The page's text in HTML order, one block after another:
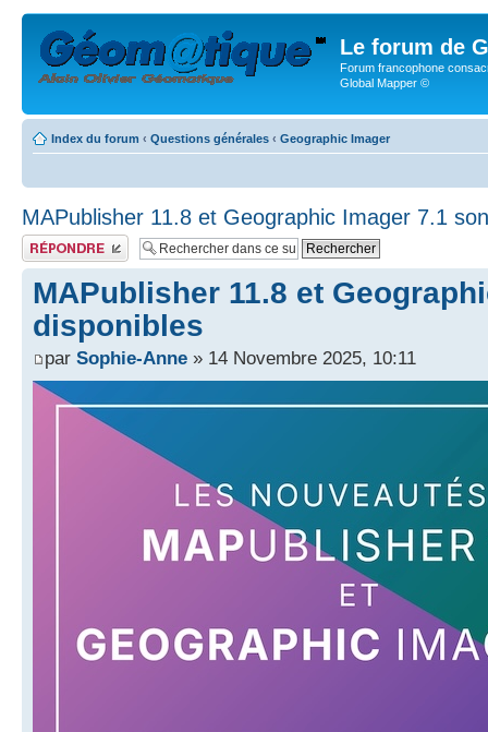
Le forum de
Forum francophone
Global Mapper ©
Index du forum ‹ Questions générales ‹ Geographic Imager
MAPublisher 11.8 et Geographic Imager 7.1
Publier une réponse
MAPublisher 11.8 et
disponibles
par Sophie-Anne » 14 Novembre 2025, 10:11